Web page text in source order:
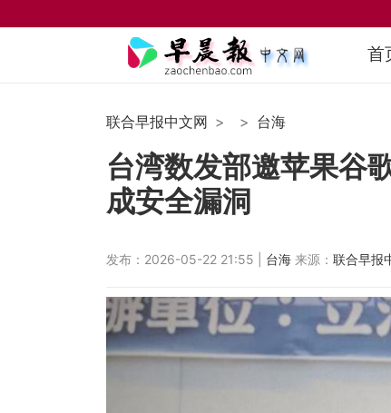
首
联合早报中文网 台海
台湾数发部邀苹果谷
成安全漏洞
发布：2026-05-22 21:55 | 台海 来源： 联合早报